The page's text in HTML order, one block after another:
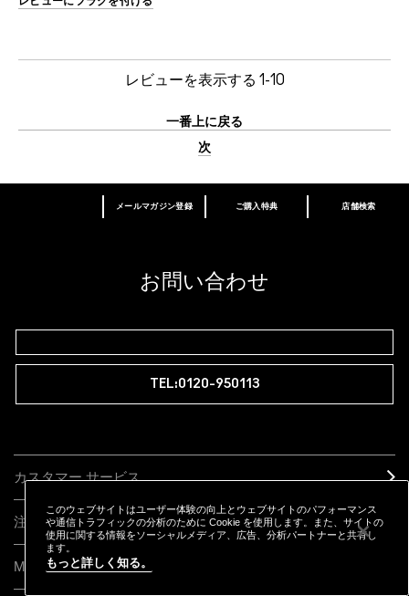
レビューを表示する 1-10
一番上に戻る
次
あなたはM･A･Cラバー ロイヤリティ プログ
登録後の初回購入時に10%OFF
メールマガジン登録 ご購入特典 店舗検索
お問い合わせ
TEL:0120-950113
カスタマー サービス
注文状況を確認する
M·A·Cについて
このウェブサイトはユーザー体験の向上とウェブサイトのパフォーマンス
や通信トラフィックの分析のために Cookie を使用します。また、サイトの
使用に関する情報をソーシャルメディア、広告、分析パートナーと共有し
ます。
もっと詳しく知る。